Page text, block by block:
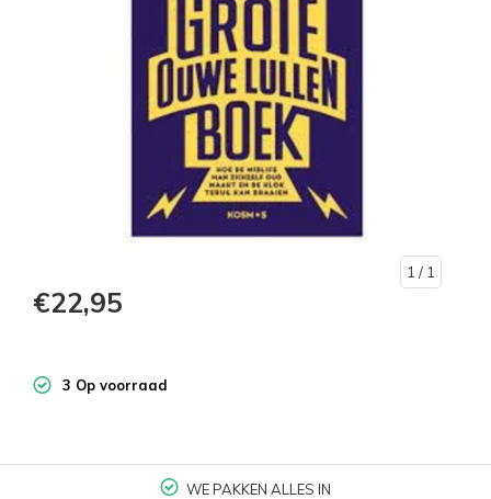
1 / 1
€22,95
3 Op voorraad
WE PAKKEN ALLES IN